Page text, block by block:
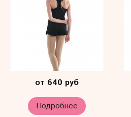
от 640 руб
Подробнее